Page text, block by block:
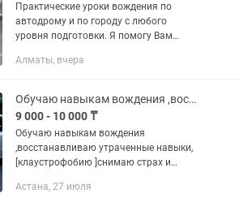
Практические уроки вождения по
автодрому и по городу с любого
уровня подготовки. Я помогу Вам
автошколы или получения
справиться с...
Алматы, вчера
Обучаю навыкам вождения ,восстанавливаю утраченные навыки
9 000 - 10 000 ₸
Обучаю навыкам вождения
,восстанавливаю утраченные навыки,
[клаустрофобию ]снимаю страх и
курсантов к сдаче практический
Астана, 27 июля